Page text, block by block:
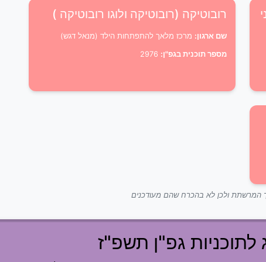
רובוטיקה (רובוטיקה ולוגו רובוטיקה )
שם ארגון: מרכז מלאך להתפתחות הילד (מנאל דגש)
מספר תוכנית בגפ"ן:
המרשתת ולכן לא בהכרח שהם מעודכנים
לתוכניות גפ"ן תשפ"ז